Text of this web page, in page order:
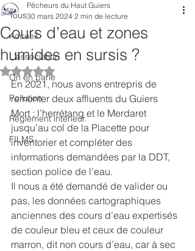
Tous
Accueil
L'association
On en parle
Pollution
Règlement intérieur.
FILMS
Cours d’eau et zones
humides en sursis ?
Pêcheurs du Haut Guiers
30 mars 2024 2 min de lecture
Noté NaN étoiles sur 5.
En 2021, nous avons entrepris de
remonter deux affluents du Guiers
Mort : l’herrétang et le Merdaret
jusqu’au col de la Placette pour
inventorier et compléter des
informations demandées par la DDT,
section police de l’eau.
Il nous a été demandé de valider ou
pas, les données cartographiques
anciennes des cours d’eau expertisés
de couleur bleu et ceux de couleur
marron, dit non cours d’eau, car à sec